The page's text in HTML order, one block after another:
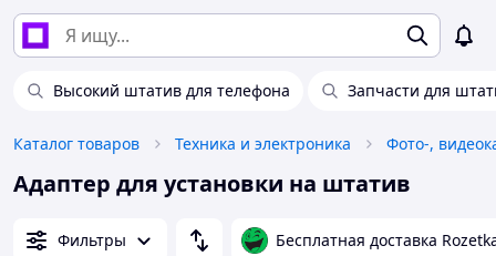
Высокий штатив для телефона Запчасти для
Каталог товаров Техника и электроника Фото-,
Адаптер для установки на штатив
Фильтры Бесплатная доставка